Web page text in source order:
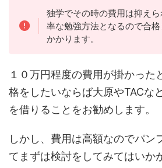
独学でその時の費用は抑え
率な勉強方法となるので合
かかります。
１０万円程度の費用が掛かった
格をしたいならば大原やTACな
を借りることをお勧めします。
しかし、費用は高額なのでパン
てまずは検討をしてみてはいか